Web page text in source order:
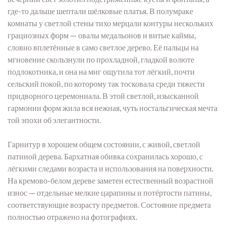
где-то дальше шептали шёлковые платья. В полумраке
комнаты у светлой стены тихо мерцали контуры нескольких
грациозных форм — овалы медальонов и витые каймы,
словно вплетённые в само светлое дерево. Её пальцы на
мгновение скользнули по прохладной, гладкой волюте
подлокотника, и она на миг ощутила тот лёгкий, почти
сельский покой, по которому так тосковала среди тяжести
придворного церемониала. В этой светлой, изысканной
гармонии форм жила вся нежная, чуть ностальгическая мечта
той эпохи об элегантности.
Гарнитур в хорошем общем состоянии, с живой, светлой
патиной дерева. Бархатная обивка сохранилась хорошо, с
лёгкими следами возраста и использования на поверхности.
На кремово-белом дереве заметен естественный возрастной
износ — отдельные мелкие царапины и потёртости патины,
соответствующие возрасту предметов. Состояние предмета
полностью отражено на фотографиях.